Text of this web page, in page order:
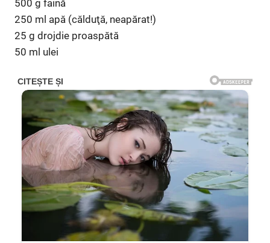
500 g faină
250 ml apă (călduţă, neapărat!)
25 g drojdie proaspătă
50 ml ulei